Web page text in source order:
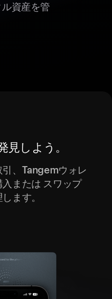
資産を管
見しよう。
、Tangemウォレ
または スワップ
ます。